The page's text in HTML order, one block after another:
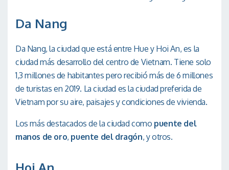
Da Nang
Da Nang, la ciudad que está entre Hue y Hoi An, es la
ciudad más desarrollo del centro de Vietnam. Tiene solo
1,3 millones de habitantes pero recibió más de 6 millones
de turistas en 2019. La ciudad es la ciudad preferida de
Vietnam por su aire, paisajes y condiciones de vivienda.
Los más destacados de la ciudad como puente del
manos de oro, puente del dragón, y otros.